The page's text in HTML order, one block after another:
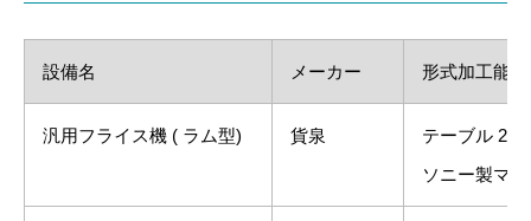
設備名 メーカー 形式加工能力
汎用フライス機 ( ラム型) 貨泉
テーブル
ソニー製マ